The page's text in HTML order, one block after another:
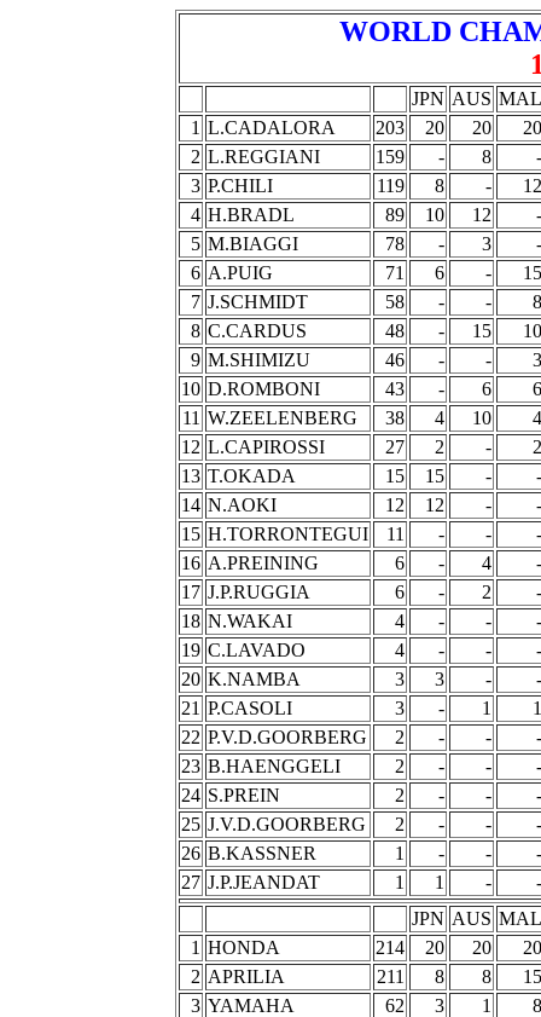
WORLD
JPN AUS MAL
1 L.CADALORA 203 20 20
20
2 L.REGGIANI 159 - 8
-
3 P.CHILI 119 8 -
12
4 H.BRADL 89 10 12
-
5 M.BIAGGI 78 - 3
-
6 A.PUIG 71 6 -
15
7 J.SCHMIDT 58 - -
8
8 C.CARDUS 48 - 15
10
9 M.SHIMIZU 46 - -
3
10 D.ROMBONI 43 - 6
6
11 W.ZEELENBERG 38 4 10
4
12 L.CAPIROSSI 27 2 -
2
13 T.OKADA 15 15 -
-
14 N.AOKI 12 12 -
-
15 H.TORRONTEGUI 11 - -
-
16 A.PREINING 6 - 4
-
17 J.P.RUGGIA 6 - 2
-
18 N.WAKAI 4 - -
-
19 C.LAVADO 4 - -
-
20 K.NAMBA 3 3 -
-
21 P.CASOLI 3 - 1
1
22 P.V.D.GOORBERG 2 - -
-
23 B.HAENGGELI 2 - -
-
24 S.PREIN 2 - -
-
25 J.V.D.GOORBERG 2 - -
-
26 B.KASSNER 1 - -
-
27 J.P.JEANDAT 1 1 -
-
JPN AUS MAL
1 HONDA 214 20 20
20
2 APRILIA 211 8 8
15
3 YAMAHA 62 3 1
8